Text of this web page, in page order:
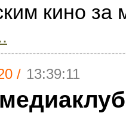
кино за
/ 13:39:11